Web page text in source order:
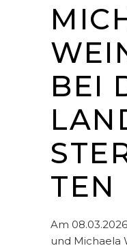
BEI
TEN
Am
und Michaela